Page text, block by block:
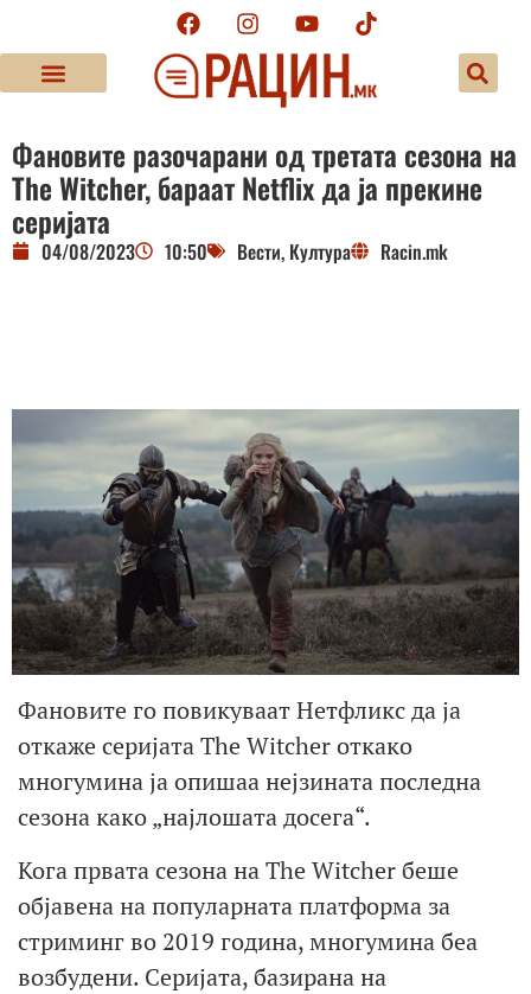
Фановите разочарани од третата сезона на
The Witcher, бараат Netflix да ја прекине
серијата
04/08/2023 10:50 Вести, Култура Racin.mk
Фановите го повикуваат Нетфликс да ја
откаже серијата The Witcher откако
многумина ја опишаа нејзината последна
сезона како „најлошата досега“.
Кога првата сезона на The Witcher беше
објавена на популарната платформа за
стриминг во 2019 година, многумина беа
возбудени. Серијата, базирана на